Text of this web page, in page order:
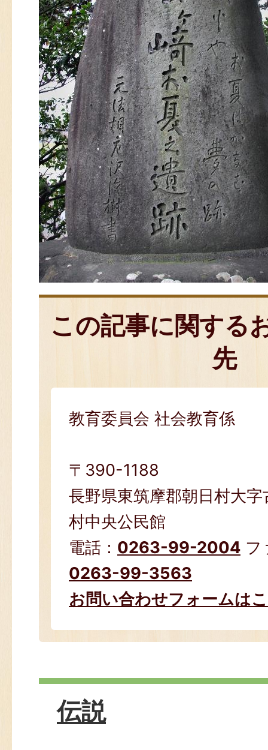
この記事に関する
先
教育委員会 社会教育係
〒390-1188
長野県東筑摩郡朝日村大
村中央公民館
電話： 0263-99-2004 フ
0263-99-3563
お問い合わせフォームは
伝説